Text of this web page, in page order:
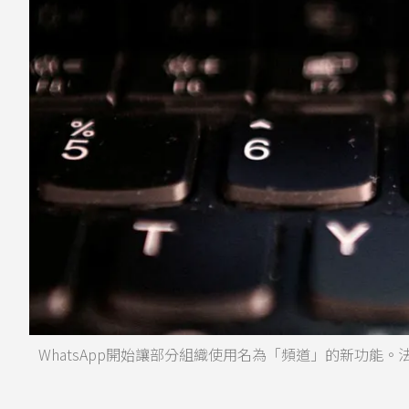
WhatsApp開始讓部分組織使用名為「頻道」的新功能。